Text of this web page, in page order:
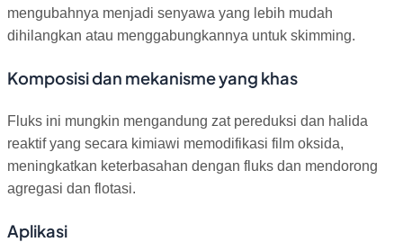
mengubahnya menjadi senyawa yang lebih mudah
dihilangkan atau menggabungkannya untuk skimming.
Komposisi dan mekanisme yang khas
Fluks ini mungkin mengandung zat pereduksi dan halida
reaktif yang secara kimiawi memodifikasi film oksida,
meningkatkan keterbasahan dengan fluks dan mendorong
agregasi dan flotasi.
Aplikasi